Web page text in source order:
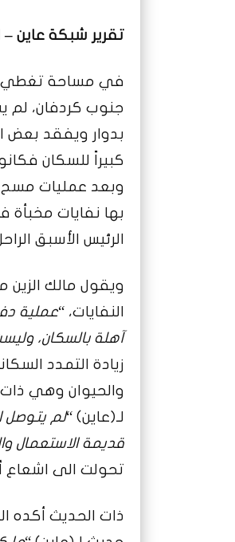
تقرير شبكة عاين
جنوب كردفان، لم
بدوار ويفقد بعض
وبعد عمليات مسح
بها نفايات مخبأة
الرئيس الأسبق
ويقول مالك
النفايات، “عملية
آهلة بالسكان،
زيادة التمدد
والحيوان وهي
لـ(عاين) “لم يتوصل
قديمة الاستعمال
تحولت الى اشعاع
ذات الحديث أكده